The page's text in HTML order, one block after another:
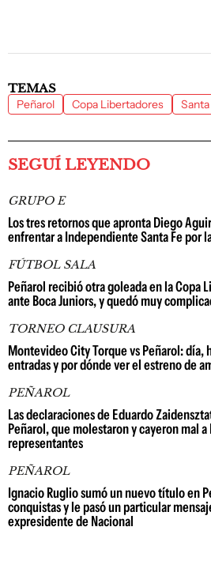
TEMAS
Peñarol Copa Libertadores
SEGUÍ LEYENDO
GRUPO E
Los tres retornos que apronta Diego
enfrentar a Independiente Santa Fe por
FÚTBOL SALA
Peñarol recibió otra goleada en la Copa
ante Boca Juniors, y quedó muy
TORNEO CLAUSURA
Montevideo City Torque vs Peñarol: día,
entradas y por dónde ver el estreno de
PEÑAROL
Las declaraciones de Eduardo
Peñarol, que molestaron y cayeron mal a
representantes
PEÑAROL
Ignacio Ruglio sumó un nuevo título en
conquistas y le pasó un particular
expresidente de Nacional